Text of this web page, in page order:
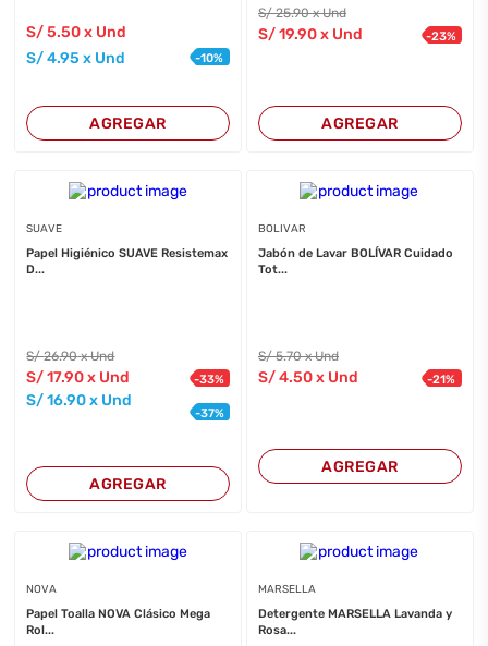
S/5.50 x Und
S/4.95 x Und -10%
AGREGAR
S/25.90 x Und
S/19.90x Und -23%
AGREGAR
SUAVE
Papel Higiénico SUAVE Resistemax
D...
S/26.90 x Und
S/17.90 x Und -33%
S/16.90 x Und
-37%
AGREGAR
BOLIVAR
Jabón de Lavar BOLÍVAR Cuidado
Tot...
S/5.70 x Und
S/4.50x Und -21%
AGREGAR
NOVA
Papel Toalla NOVA Clásico Mega
Rol...
MARSELLA
Detergente MARSELLA Lavanda y
Rosa...